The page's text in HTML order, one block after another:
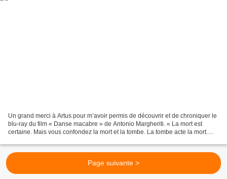
Un grand merci à Artus pour m’avoir permis de découvrir et de chroniquer le
blu-ray du film « Danse macabre » de Antonio Margheriti. « La mort est
certaine. Mais vous confondez la mort et la tombe. La tombe acte la mort.
Page suivante >